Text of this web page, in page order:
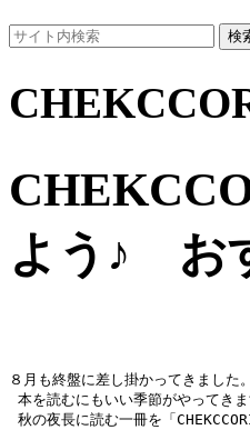
検
よう♪ お
８月も終盤に差し掛かってきました。
本を読むにもいい季節がやってきま
秋の夜長に読む一冊を「